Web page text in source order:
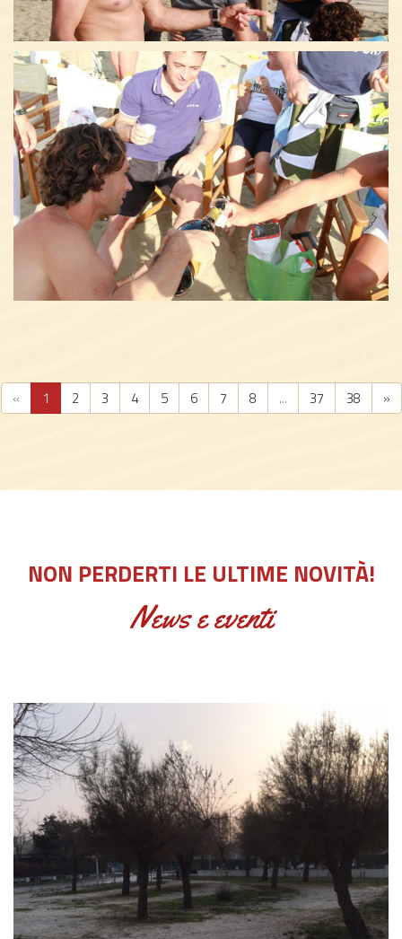
« 1 2 3 4 5 6 7 8 ... 37 38 »
NON PERDERTI LE ULTIME NOVITÀ!
News e eventi